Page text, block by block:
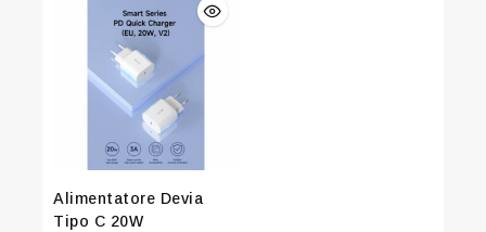
Alimentatore Devia
Tipo C 20W